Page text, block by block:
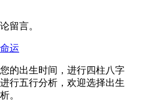
留言。
运
的出生时间，进行四柱八字
行五行分析，欢迎选择出生
。